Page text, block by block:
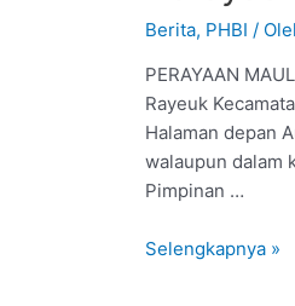
Berita, PHBI /
PERAYAAN
Rayeuk
Halaman depan
walaupun dalam
Pimpinan …
Selengkapnya »